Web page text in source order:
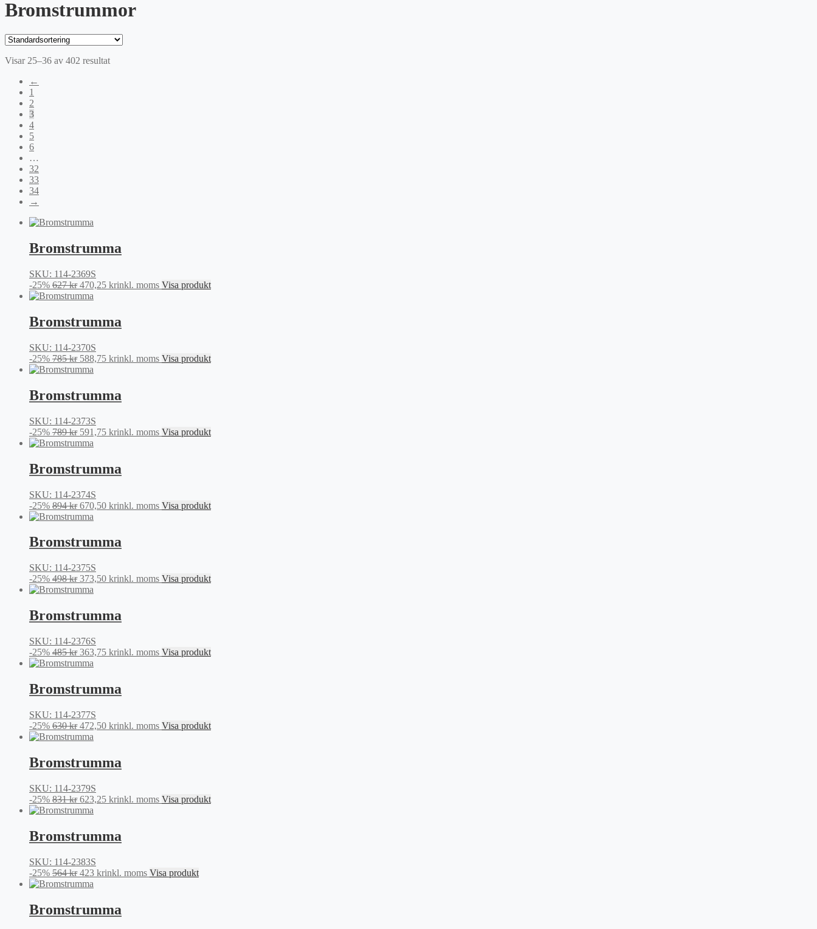
Bromstrummor
Visar 25–36 av 402 resultat
←
1
2
3
4
5
6
…
32
33
34
→
Bromstrumma
SKU: 114-2369S
-25% 627kr Det
ursprungliga
627 kr.
470,25 krDet
470,25 kr.
inkl. moms Visa produkt
Bromstrumma
SKU: 114-2370S
-25% 785kr Det
ursprungliga
785 kr.
588,75 krDet
588,75 kr.
inkl. moms Visa produkt
Bromstrumma
SKU: 114-2373S
-25% 789kr Det
ursprungliga
789 kr.
591,75 krDet
591,75 kr.
inkl. moms Visa produkt
Bromstrumma
SKU: 114-2374S
-25% 894kr Det
ursprungliga
var:
894 kr.
670,50 krDet
är:
670,50 kr.
inkl. moms Visa produkt
Bromstrumma
SKU: 114-2375S
-25% 498kr Det
ursprungliga
498 kr.
373,50 krDet
373,50 kr.
inkl. moms Visa produkt
Bromstrumma
SKU: 114-2376S
-25% 485kr Det
ursprungliga
485 kr.
363,75 krDet
363,75 kr.
inkl. moms Visa produkt
Bromstrumma
SKU: 114-2377S
-25% 630kr Det
ursprungliga
630 kr.
472,50 krDet
472,50 kr.
inkl. moms Visa produkt
Bromstrumma
SKU: 114-2379S
-25% 831kr Det
ursprungliga
831 kr.
623,25 krDet
623,25 kr.
inkl. moms Visa produkt
Bromstrumma
SKU: 114-2383S
-25% 564kr Det
ursprungliga
564 kr.
423 krDet
423 kr.
inkl. moms Visa produkt
Bromstrumma